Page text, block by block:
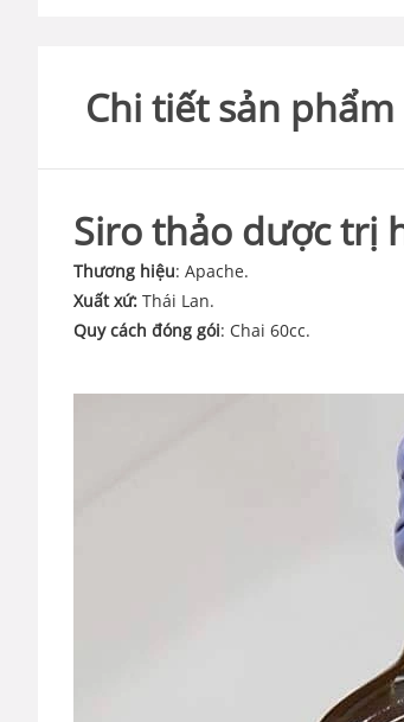
Chi tiết sản phẩm
Siro thảo dược trị
Thương hiệu: Apache.
Xuất xứ: Thái Lan.
Quy cách đóng gói: Chai 60cc.